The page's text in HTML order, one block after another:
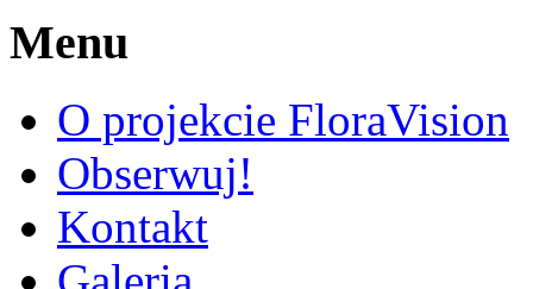
Menu
O projekcie FloraVision
Obserwuj!
Kontakt